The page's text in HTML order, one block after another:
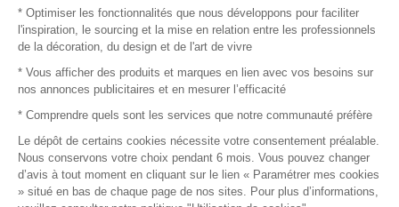
Recrutement
Mentions légales
Conditions commerciales
* Optimiser les fonctionnalités que nous développons pour faciliter
l'inspiration, le sourcing et la mise en relation entre les professionnels
de la décoration, du design et de l'art de vivre
* Vous afficher des produits et marques en lien avec vos besoins sur
nos annonces publicitaires et en mesurer l’efficacité
* Comprendre quels sont les services que notre communauté préfère
Le dépôt de certains cookies nécessite votre consentement préalable.
Nous conservons votre choix pendant 6 mois. Vous pouvez changer
d’avis à tout moment en cliquant sur le lien « Paramétrer mes cookies
» situé en bas de chaque page de nos sites. Pour plus d’informations,